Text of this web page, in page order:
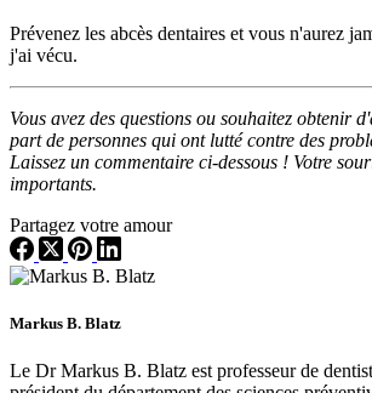
Prévenez les abcès dentaires et vous n'aurez
j'ai vécu.
Vous avez des questions ou souhaitez obtenir
part de personnes qui ont lutté contre des
Laissez un commentaire ci-dessous ! Votre
importants.
Partagez votre amour
Markus B. Blatz
Le Dr Markus B. Blatz est professeur de